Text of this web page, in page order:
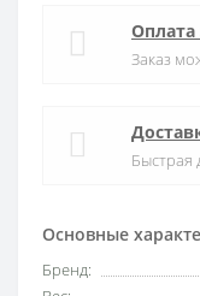
Основные
Бренд:
Оплата
Заказ
Быстрая